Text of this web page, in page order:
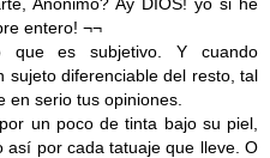
entero! ¬¬
que es subjetivo. Y cuando
sujeto diferenciable del resto, tal
en serio tus opiniones.
un poco de tinta bajo su piel,
así por cada tatuaje que lleve. O